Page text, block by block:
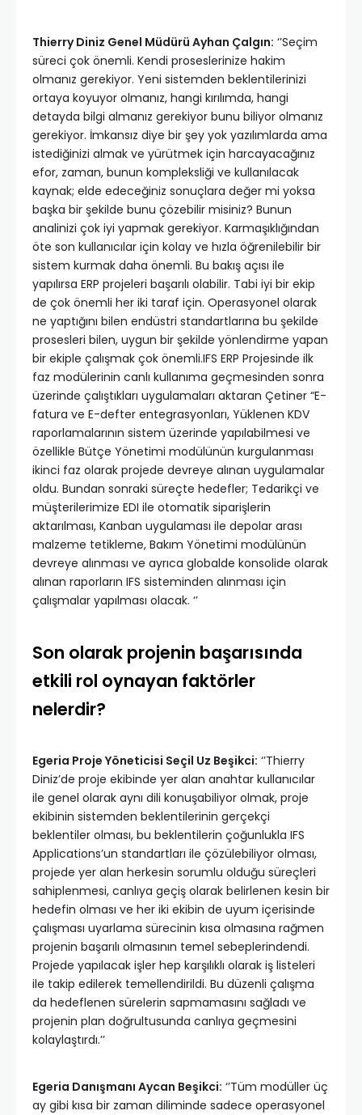
Thierry Diniz Genel Müdürü Ayhan Çalgın: ‘’Seçim
süreci çok önemli. Kendi proseslerinize hakim
olmanız gerekiyor. Yeni sistemden beklentilerinizi
ortaya koyuyor olmanız, hangi kırılımda, hangi
detayda bilgi almanız gerekiyor bunu biliyor olmanız
gerekiyor. İmkansız diye bir şey yok yazılımlarda ama
istediğinizi almak ve yürütmek için harcayacağınız
efor, zaman, bunun kompleksliği ve kullanılacak
kaynak; elde edeceğiniz sonuçlara değer mi yoksa
başka bir şekilde bunu çözebilir misiniz? Bunun
analinizi çok iyi yapmak gerekiyor. Karmaşıklığından
öte son kullanıcılar için kolay ve hızla öğrenilebilir bir
sistem kurmak daha önemli. Bu bakış açısı ile
yapılırsa ERP projeleri başarılı olabilir. Tabi iyi bir ekip
de çok önemli her iki taraf için. Operasyonel olarak
ne yaptığını bilen endüstri standartlarına bu şekilde
prosesleri bilen, uygun bir şekilde yönlendirme yapan
bir ekiple çalışmak çok önemli.IFS ERP Projesinde ilk
faz modülerinin canlı kullanıma geçmesinden sonra
üzerinde çalıştıkları uygulamaları aktaran Çetiner “E-
fatura ve E-defter entegrasyonları, Yüklenen KDV
raporlamalarının sistem üzerinde yapılabilmesi ve
özellikle Bütçe Yönetimi modülünün kurgulanması
ikinci faz olarak projede devreye alınan uygulamalar
oldu. Bundan sonraki süreçte hedefler; Tedarikçi ve
müşterilerimize EDI ile otomatik siparişlerin
aktarılması, Kanban uygulaması ile depolar arası
malzeme tetikleme, Bakım Yönetimi modülünün
devreye alınması ve ayrıca globalde konsolide olarak
alınan raporların IFS sisteminden alınması için
çalışmalar yapılması olacak. ‘’
Son olarak projenin başarısında
etkili rol oynayan faktörler
nelerdir?
Egeria Proje Yöneticisi Seçil Uz Beşikci: ‘’Thierry
Diniz’de proje ekibinde yer alan anahtar kullanıcılar
ile genel olarak aynı dili konuşabiliyor olmak, proje
ekibinin sistemden beklentilerinin gerçekçi
beklentiler olması, bu beklentilerin çoğunlukla IFS
Applications’un standartları ile çözülebiliyor olması,
projede yer alan herkesin sorumlu olduğu süreçleri
sahiplenmesi, canlıya geçiş olarak belirlenen kesin bir
hedefin olması ve her iki ekibin de uyum içerisinde
çalışması uyarlama sürecinin kısa olmasına rağmen
projenin başarılı olmasının temel sebeplerindendi.
Projede yapılacak işler hep karşılıklı olarak iş listeleri
ile takip edilerek temellendirildi. Bu düzenli çalışma
da hedeflenen sürelerin sapmamasını sağladı ve
projenin plan doğrultusunda canlıya geçmesini
kolaylaştırdı.’’
Egeria Danışmanı Aycan Beşikci: ‘’Tüm modüller üç
ay gibi kısa bir zaman diliminde sadece operasyonel